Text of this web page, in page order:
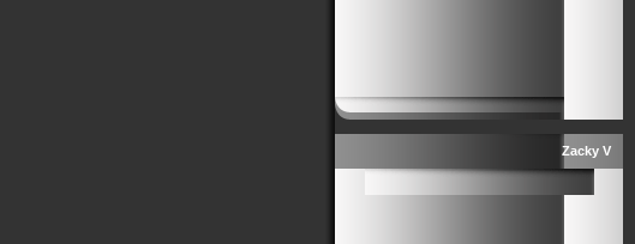
Zacky V